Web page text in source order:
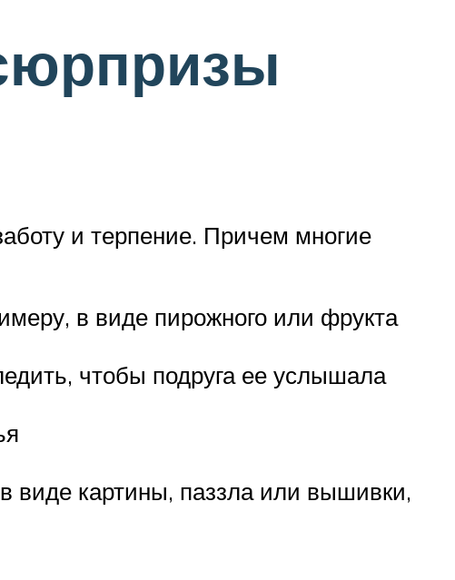
и терпение. Причем многие
в виде пирожного или фрукта
чтобы подруга ее услышала
виде картины, паззла или вышивки,